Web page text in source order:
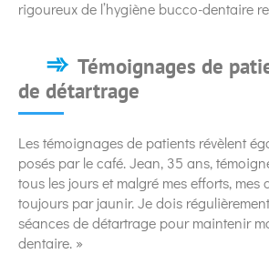
rigoureux de l’hygiène bucco-dentaire
Témoignages de
de détartrage
Les témoignages de patients révèlent
posés par le café. Jean, 35 ans,
tous les jours et malgré mes efforts, mes
toujours par jaunir. Je dois
séances de détartrage pour maintenir
dentaire. »